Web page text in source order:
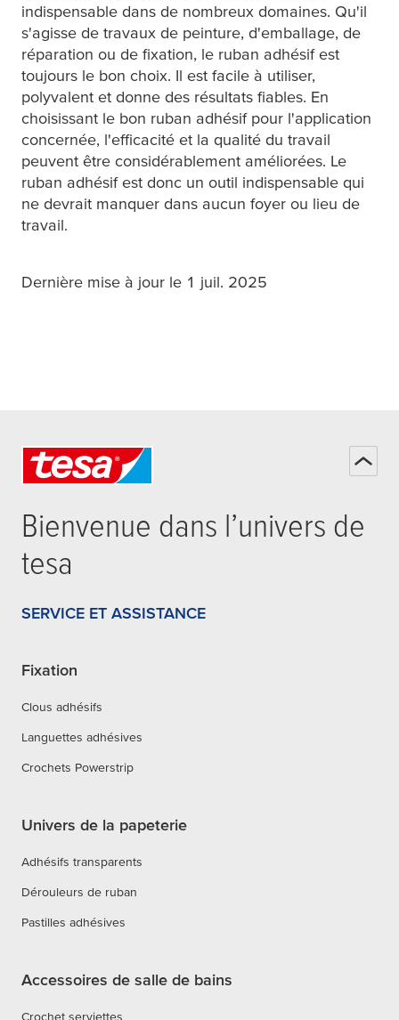
indispensable dans de nombreux domaines. Qu'il
s'agisse de travaux de peinture, d'emballage, de
réparation ou de fixation, le ruban adhésif est
toujours le bon choix. Il est facile à utiliser,
polyvalent et donne des résultats fiables. En
choisissant le bon ruban adhésif pour l'application
concernée, l'efficacité et la qualité du travail
peuvent être considérablement améliorées. Le
ruban adhésif est donc un outil indispensable qui
ne devrait manquer dans aucun foyer ou lieu de
travail.
Dernière mise à jour le 1 juil. 2025
Bienvenue dans l’univers de
tesa
SERVICE ET ASSISTANCE
Fixation
Clous adhésifs
Languettes adhésives
Crochets Powerstrip
Univers de la papeterie
Adhésifs transparents
Dérouleurs de ruban
Pastilles adhésives
Accessoires de salle de bains
Crochet serviettes